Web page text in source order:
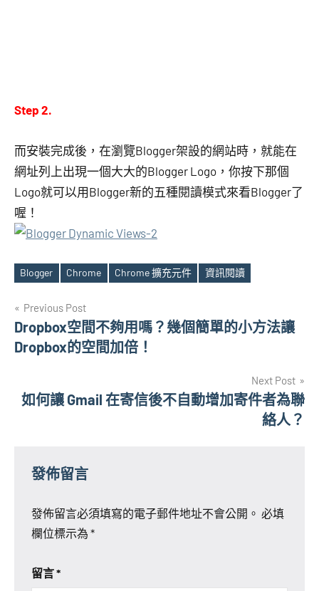
Step 2.
而安裝完成後，在瀏覽Blogger架設的網站時，就能在
網址列上出現一個大大的Blogger Logo，你按下那個
Logo就可以用Blogger新的五種閱讀模式來看Blogger了
喔！
Tags
Blogger Chrome Chrome 擴充元件 資訊閱讀
文
章
覽
Previous Post
Dropbox空間不夠用嗎？幾個簡單的小方法讓
Dropbox的空間加倍！
Next Post
如何讓 Gmail 在寄信後不自動增加寄件者為聯
絡人？
發佈留言
發佈留言必須填寫的電子郵件地址不會公開。 必填
欄位標示為 *
留言*